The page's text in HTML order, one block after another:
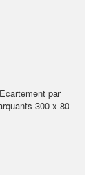
par
300 x 80